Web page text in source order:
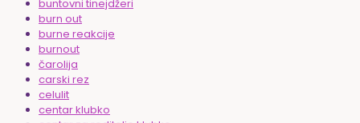
buntovni tinejdžeri
burn out
burne reakcije
burnout
čarolija
carski rez
celulit
centar klubko